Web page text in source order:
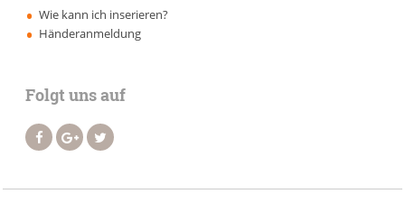
Wie kann ich inserieren?
Händeranmeldung
Folgt uns auf